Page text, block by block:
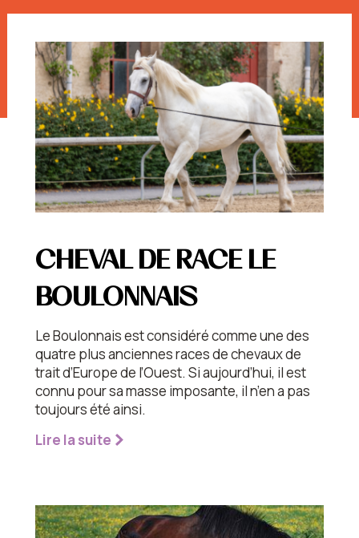
CHEVAL DE RACE LE
BOULONNAIS
Le Boulonnais est considéré comme une des
quatre plus anciennes races de chevaux de
trait d’Europe de l’Ouest. Si aujourd’hui, il est
connu pour sa masse imposante, il n’en a pas
toujours été ainsi.
Lire la suite